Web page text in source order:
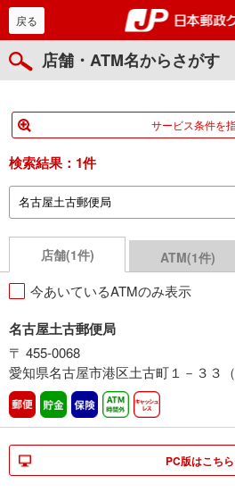
戻る
店舗・ATM名からさがす
サービス条件を
検索結果： 1件
店舗(1件) ATM(1件)
今あいているATMのみ表示
名古屋土古郵便局
〒 455-0068
愛知県名古屋市港区土古町１－３３
郵便 貯金 保険 ATM時間外
PC版はこちら